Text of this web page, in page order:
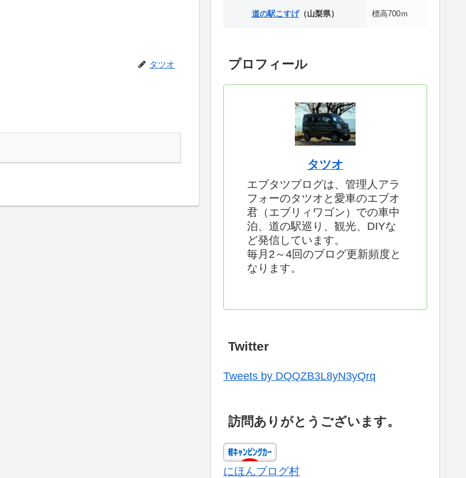
タツオ
道の駅こすげ（山梨県） 標高700ｍ
プロフィール
タツオ
エブタツブログは、管理人アラ
フォーのタツオと愛車のエブオ
君（エブリィワゴン）での車中
泊、道の駅巡り、観光、DIYな
ど発信しています。
毎月2～4回のブログ更新頻度と
なります。
Twitter
Tweets by DQQZB3L8yN3yQrq
訪問ありがとうございます。
にほんブログ村